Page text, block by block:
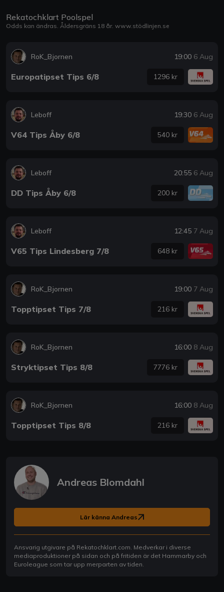
Rekatochklart Poolspel
Odds kan ändras. Åldersgräns 18 år. www.stödlinjen.se
RoK_Bjornen 19:00 6 Aug
Europatipset Tips 6/8 1296 kr
Leboff 19:30 6 Aug
V64 Tips Åby 6/8 540 kr
Leboff 20:55 6 Aug
DD Tips Åby 6/8 200 kr
Leboff 12:45 7 Aug
V65 Tips Lindesberg 7/8 648 kr
RoK_Bjornen 19:00 7 Aug
Topptipset Tips 7/8 216 kr
RoK_Bjornen 16:00 8 Aug
Stryktipset Tips 8/8 7776 kr
RoK_Bjornen 16:00 8 Aug
Topptipset Tips 8/8 216 kr
Andreas Blomdahl
Lär känna Andreas
Ansvarig utgivare på Rekatochklart.com. Medverkar i diverse
mediaproduktioner på sidan och på fritiden är det Hammarby och
Euroleague som tar upp merparten av tiden.